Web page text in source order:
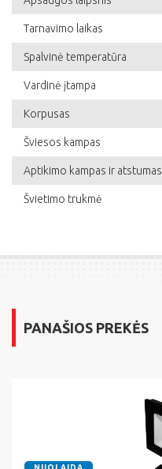
Tarnavimo laikas
Spalvinė temperatūra
Vardinė įtampa
Korpusas
Šviesos kampas
Aptikimo kampas ir atstumas
Švietimo trukmė
PANAŠIOS PREKĖS